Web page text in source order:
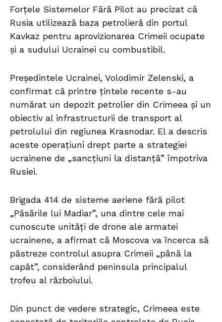
Forțele Sistemelor Fără Pilot au precizat că
Rusia utilizează baza petrolieră din portul
Kavkaz pentru aprovizionarea Crimeii ocupate
și a sudului Ucrainei cu combustibil.
Președintele Ucrainei, Volodimir Zelenski, a
confirmat că printre țintele recente s-au
numărat un depozit petrolier din Crimeea și un
obiectiv al infrastructurii de transport al
petrolului din regiunea Krasnodar. El a descris
aceste operațiuni drept parte a strategiei
ucrainene de „sancțiuni la distanță” împotriva
Rusiei.
Brigada 414 de sisteme aeriene fără pilot
„Păsările lui Madiar”, una dintre cele mai
cunoscute unități de drone ale armatei
ucrainene, a afirmat că Moscova va încerca să
păstreze controlul asupra Crimeii „până la
capăt”, considerând peninsula principalul
trofeu al războiului.
Din punct de vedere strategic, Crimeea este